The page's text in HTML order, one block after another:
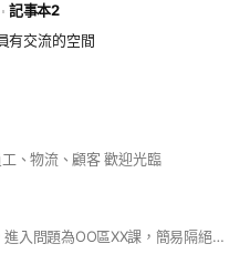
記事本2
有交流的空間
、物流、顧客 歡迎光臨
攸關門市問題皆可發問 ，進入問題為OO區XX課，簡易隔絕客人進入